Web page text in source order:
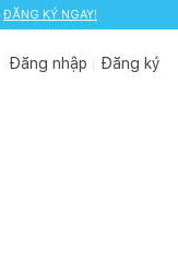
ĐĂNG KÝ NGAY!
Đăng nhập Đăng ký